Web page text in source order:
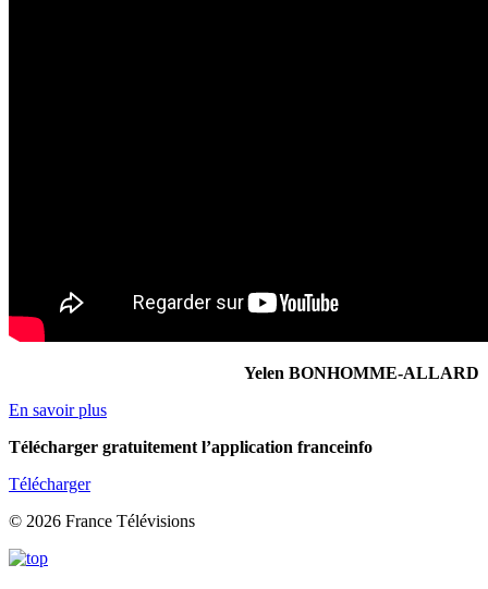
Yelen BONHOMME-ALLARD
En savoir plus
Télécharger gratuitement l’application franceinfo
Télécharger
© 2026 France Télévisions